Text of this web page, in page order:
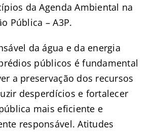
da Agenda Ambiental na
Pública – A3P.
da água e da energia
públicos é fundamental
a preservação dos recursos
desperdícios e fortalecer
mais eficiente e
responsável. Atitudes